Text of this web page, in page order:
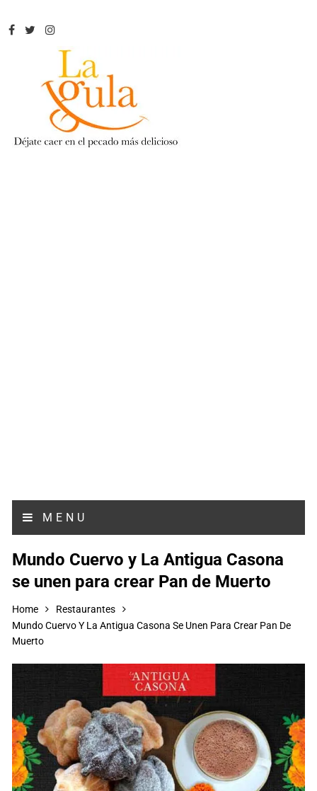
MENU
Mundo Cuervo y La Antigua Casona
se unen para crear Pan de Muerto
Home
Restaurantes
Mundo Cuervo Y La Antigua Casona Se Unen Para Crear Pan De
Muerto